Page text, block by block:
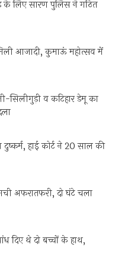
के लिए सारण पुलिस ने गठित
आजादी, कुमाऊं महोत्सव में
सिलीगुड़ी व कटिहार डेमू का
दुष्कर्म, हाई कोर्ट ने 20 साल की
अफरातफरी, दो घंटे चला
दिए थे दो बच्चों के हाथ,